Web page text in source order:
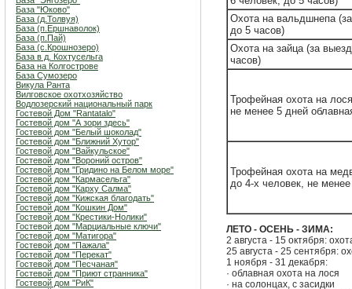
База "Юково"
База (д.Толвуя)
База (п.Ершнаволок)
База (п.Пай)
База (с.Крошнозеро)
База в д. Кохтусельга
База на Колгострове
База Сумозеро
Викула Ранта
Вилговское охотхозяйство
Водлозерский национальный парк
Гостевой Дом "Rantatalo"
Гостевой дом "А зори здесь"
Гостевой дом "Белый шоколад"
Гостевой дом "Ближний Хутор"
Гостевой дом "Вайкульское"
Гостевой дом "Вороний остров"
Гостевой дом "Гридино на Белом море"
Гостевой дом "Кармасельга"
Гостевой дом "Карху Салма"
Гостевой дом "Кижская благодать"
Гостевой дом "Кошкин Дом"
Гостевой дом "Крестики-Нолики"
Гостевой дом "Марциальные ключи"
Гостевой дом "Матигора"
Гостевой дом "Пажала"
Гостевой дом "Перекат"
Гостевой дом "Песчаная"
Гостевой дом "Приют странника"
Гостевой дом "РиК"
Охота на вальдшнепа
до 5 часов)
Охота на зайца (за
часов)
Трофейная охота на
не менее 5 дней
Трофейная охота на
до 4-х человек, не
ЛЕТО - ОСЕНЬ - ЗИМА:
2 августа - 15 октября:
25 августа - 25 сентября:
1 ноября - 31 декабря:
· облавная охота на лося
· на солонцах, с засидки